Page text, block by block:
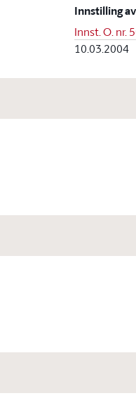
Innstilling
Innst. O. nr.
10.03.2004